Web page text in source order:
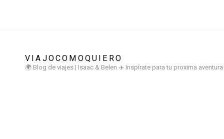
VIAJOCOMOQUIERO
🌍 Blog de viajes | Isaac & Belen ✈️ Inspírate para tu proxima aventura